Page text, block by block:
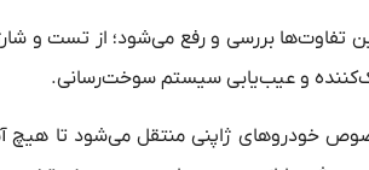
بررسی و رفع می‌شود؛ از تست و
و عیب‌یابی سیستم سوخت‌رسانی.
خودروهای ژاپنی منتقل می‌شود تا هیچ